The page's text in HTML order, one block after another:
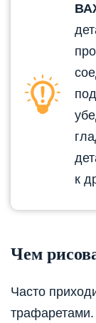
к
Чем
Часто
трафаретами.